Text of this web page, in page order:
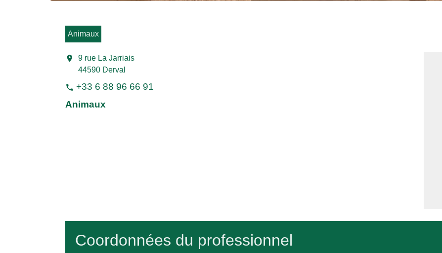
Animaux
location_on
9 rue La Jarriais
44590 Derval
phone +33 6 88 96 66 91
Animaux
Coordonnées du professionnel